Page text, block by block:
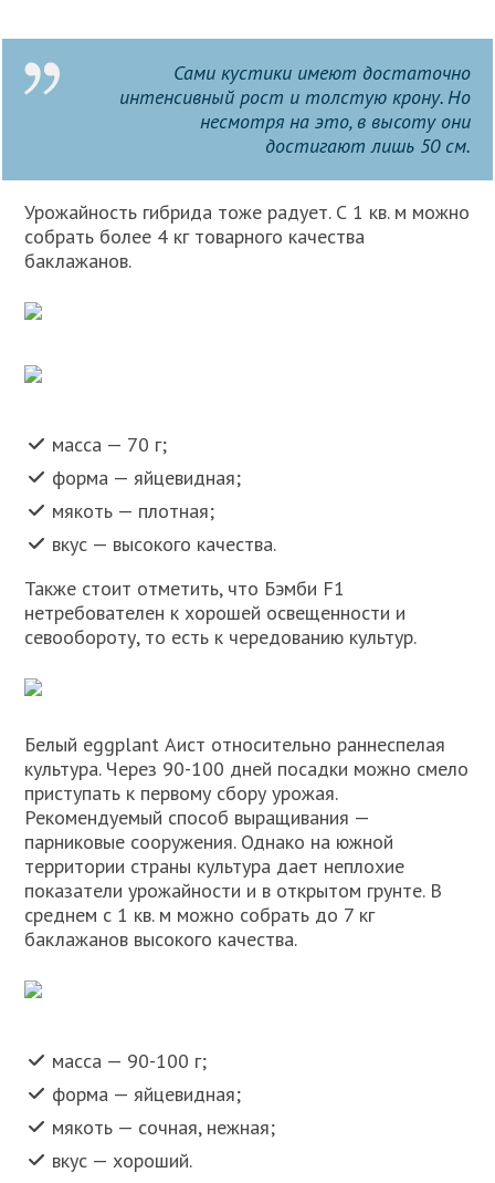
Сами кустики имеют достаточно
интенсивный рост и толстую крону. Но
несмотря на это, в высоту они
достигают лишь 50 см.
Урожайность гибрида тоже радует. С 1 кв. м можно
собрать более 4 кг товарного качества
баклажанов.
масса — 70 г;
форма — яйцевидная;
мякоть — плотная;
вкус — высокого качества.
Также стоит отметить, что Бэмби F1
нетребователен к хорошей освещенности и
севообороту, то есть к чередованию культур.
Белый eggplant Аист относительно раннеспелая
культура. Через 90-100 дней посадки можно смело
приступать к первому сбору урожая.
Рекомендуемый способ выращивания —
парниковые сооружения. Однако на южной
территории страны культура дает неплохие
показатели урожайности и в открытом грунте. В
среднем с 1 кв. м можно собрать до 7 кг
баклажанов высокого качества.
масса — 90-100 г;
форма — яйцевидная;
мякоть — сочная, нежная;
вкус — хороший.